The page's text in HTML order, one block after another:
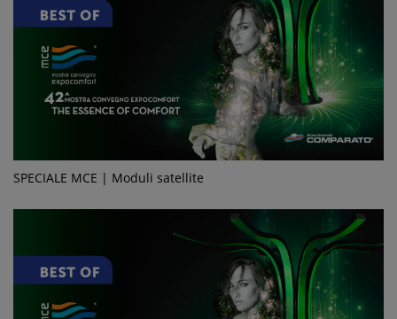
SPECIALE MCE | Moduli satellite